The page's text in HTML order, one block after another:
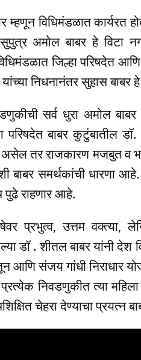
म्हणून विधिमंडळात कार्यरत
अमोल बाबर हे विटा
जिल्हा परिषदेत
निधनानंतर सुहास
सर्व धुरा अमोल
परिषदेत बाबर कुटुंबातील
असेल तर राजकारण मजबुत व
समर्थकांची धारणा आहे.
राहणार आहे.
प्रभुत्व, उत्तम वक्त्या,
डॉ . शीतल बाबर यांनी
संजय गांधी निराधार
निवडणुकीत त्या महिला
चेहरा देण्याचा प्रयत्न